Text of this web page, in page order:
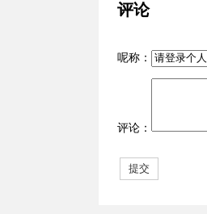
评论
呢称：
评论：